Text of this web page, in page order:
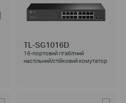
TL-SG1016D
16-портовий гігабітний
настільний/стійковий комутатор